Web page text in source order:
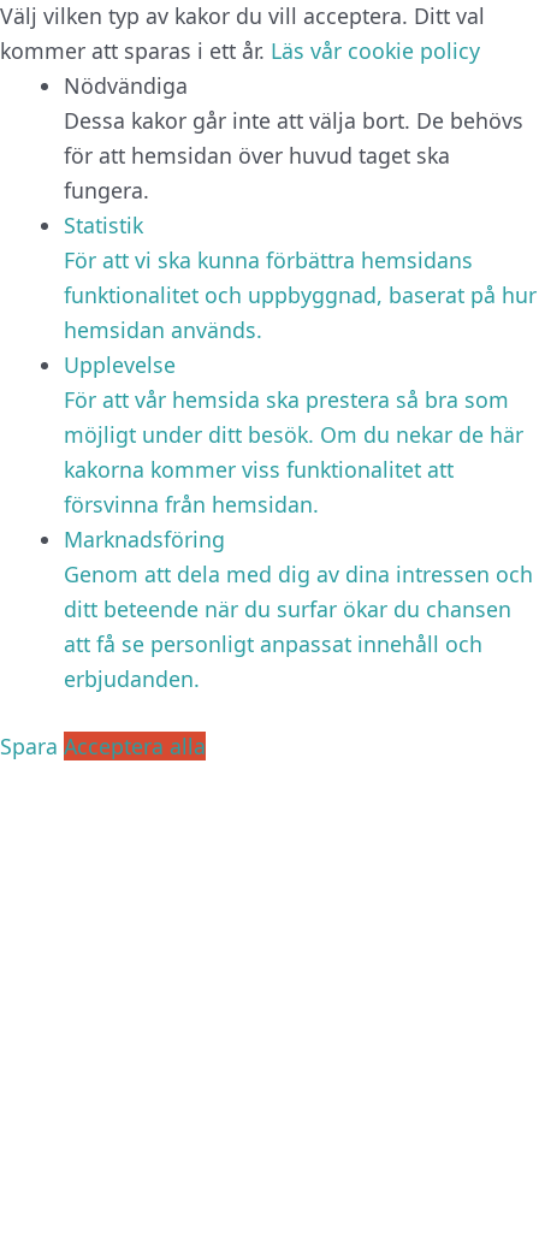
Välj vilken typ av kakor du vill acceptera. Ditt val
kommer att sparas i ett år. Läs vår cookie policy
Nödvändiga
Dessa kakor går inte att välja bort. De behövs
för att hemsidan över huvud taget ska
fungera.
Statistik
För att vi ska kunna förbättra hemsidans
funktionalitet och uppbyggnad, baserat på hur
hemsidan används.
Upplevelse
För att vår hemsida ska prestera så bra som
möjligt under ditt besök. Om du nekar de här
kakorna kommer viss funktionalitet att
försvinna från hemsidan.
Marknadsföring
Genom att dela med dig av dina intressen och
ditt beteende när du surfar ökar du chansen
att få se personligt anpassat innehåll och
erbjudanden.
Spara Acceptera alla